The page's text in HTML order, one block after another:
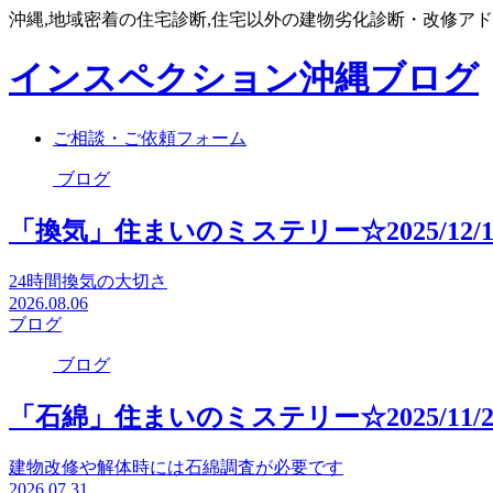
沖縄,地域密着の住宅診断,住宅以外の建物劣化診断・改修ア
インスペクション沖縄ブログ
ご相談・ご依頼フォーム
ブログ
「換気」住まいのミステリー☆2025/
24時間換気の大切さ
2026.08.06
ブログ
ブログ
「石綿」住まいのミステリー☆2025/
建物改修や解体時には石綿調査が必要です
2026.07.31